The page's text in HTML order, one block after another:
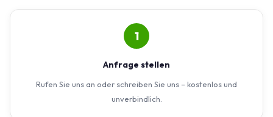
1
Anfrage stellen
Rufen Sie uns an oder schreiben Sie uns – kostenlos und
unverbindlich.